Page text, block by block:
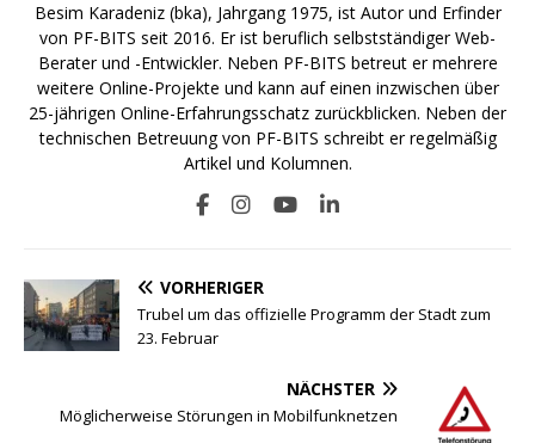
Besim Karadeniz (bka), Jahrgang 1975, ist Autor und Erfinder
von PF-BITS seit 2016. Er ist beruflich selbstständiger Web-
Berater und -Entwickler. Neben PF-BITS betreut er mehrere
weitere Online-Projekte und kann auf einen inzwischen über
25-jährigen Online-Erfahrungsschatz zurückblicken. Neben der
technischen Betreuung von PF-BITS schreibt er regelmäßig
Artikel und Kolumnen.
VORHERIGER
Trubel um das offizielle Programm der Stadt zum
23. Februar
NÄCHSTER
Möglicherweise Störungen in Mobilfunknetzen